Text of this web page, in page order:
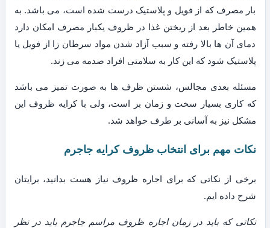
بار مصرف که از فویل و پلاستیک درست شده است، می باشد. به
همین خاطر بعد از ریختن غذا در ظروف یکبار مصرف امکان دارد
دمای آن ها بالا رفته و سبب آزاد شدن مواد سرطان زا از فویل یا
پلاستیک شود که این کار به سلامتی افراد صدمه می زند.
مسئله بعدی مجالس، شستن ظرف ها به صورت تمیز می باشد
که کاری بسیار سخت و زمان بر است، ولی با کرایه ظروف این
مشکل نیز به آسانی بر طرف خواهد شد.
نکات مهم برای انتخاب ظروف کرایه جاجرم
برخی از نکاتی که برای اجاره ظروف نیاز هست بدانید، برایتان
شرح داده ایم.
نکاتی که باید در زمان اجاره ظروف مراسم جاجرم باید در نظر